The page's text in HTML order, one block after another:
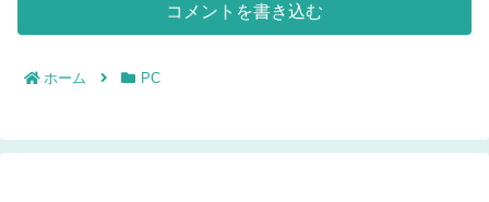
コメントを書き込む
ホーム PC